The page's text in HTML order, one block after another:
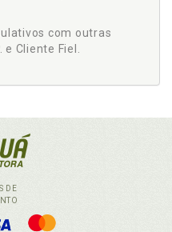
com outras
Cliente Fiel.
DE